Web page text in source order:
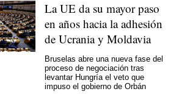
La UE da su mayor paso
en años hacia la adhesión
de Ucrania y Moldavia
Bruselas abre una nueva fase del
proceso de negociación tras
levantar Hungría el veto que
impuso el gobierno de Orbán